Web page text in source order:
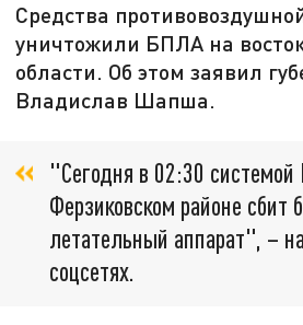
Средства
уничтожили БПЛА на
области. Об этом заявил
Владислав Шапша.
"Сегодня в 02:30
Ферзиковском районе сбит
летательный аппарат", –
соцсетях.